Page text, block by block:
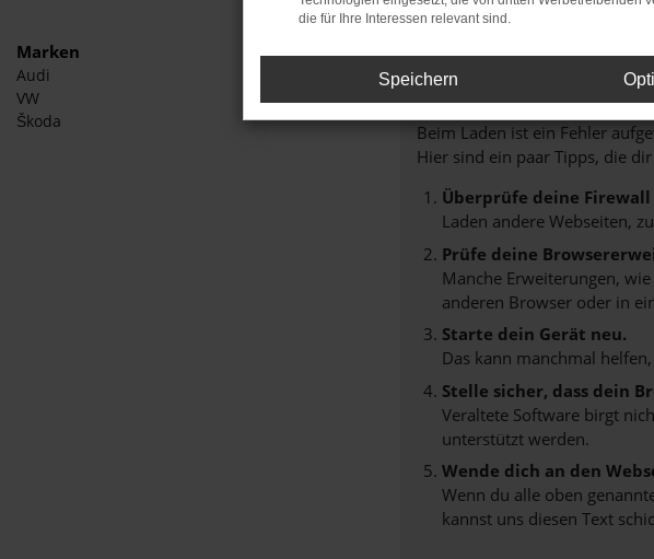
Marken
Audi
VW
Škoda
Fehler: Network
Beim Laden ist ein Fehler
Hier sind ein paar Tipps, die
Überprüfe deine
Laden andere Webseiten,
Prüfe deine
Manche Erweiterungen,
anderen Browser oder in
Starte dein Gerät neu.
Das kann manchmal
Stelle sicher, dass dein
Veraltete Software birgt
unterstützt werden.
Wende dich an den
Wenn du alle oben
kannst uns diesen Text
die für Ihre Interessen relevant sind.
Speichern